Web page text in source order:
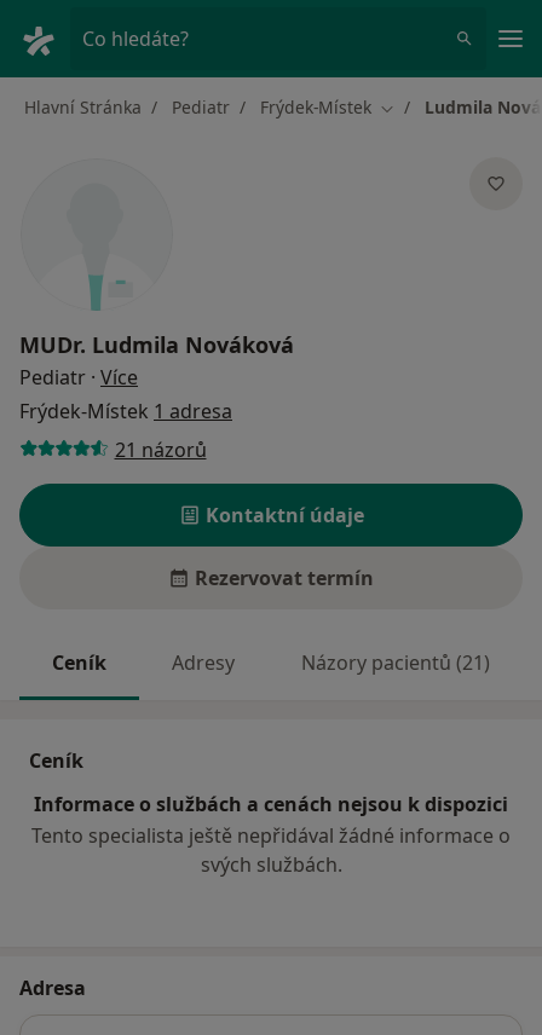
Co hledáte?
Hlavní Stránka Pediatr Frýdek-Místek Změna města
Ludmila
MUDr. Ludmila Nováková
Pediatr · Více
Frýdek-Místek 1 adresa
21 názorů
Kontaktní údaje
Rezervovat termín
Ceník Adresy Názory pacientů (21)
Ceník
Informace o službách a cenách nejsou k dispozici
Tento specialista ještě nepřidával žádné informace o
svých službách.
Adresa